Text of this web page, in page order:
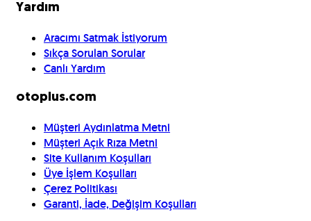
Yardım
Aracımı Satmak İstiyorum
Sıkça Sorulan Sorular
Canlı Yardım
otoplus.com
Müşteri Aydınlatma Metni
Müşteri Açık Rıza Metni
Site Kullanım Koşulları
Üye İşlem Koşulları
Çerez Politikası
Garanti, İade, Değişim Koşulları